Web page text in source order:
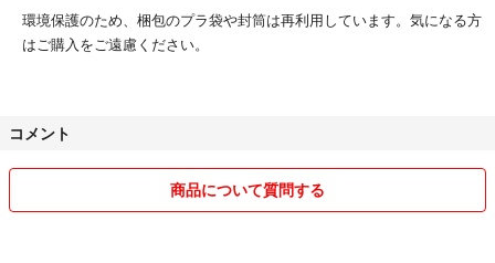
環境保護のため、梱包のプラ袋や封筒は再利用しています。気になる方
はご購入をご遠慮ください。
コメント
商品について質問する